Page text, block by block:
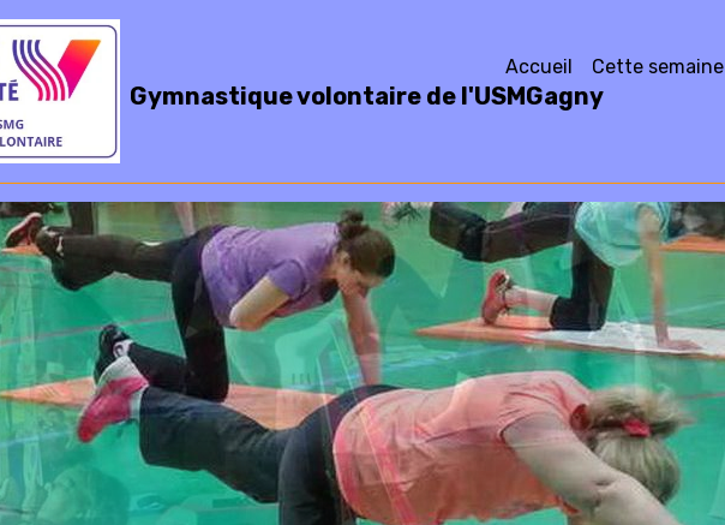
Gymnastique volontaire de l'USMGagny
Accueil Cette semaine